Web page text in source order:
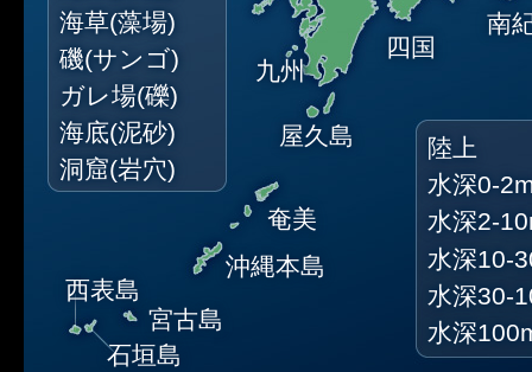
南
四国
九州
屋久島
奄美
沖縄本島
宮古島
石垣島
西表島
陸上
水深0-
水深2-
水深10-
水深30-
水深
海草(藻場)
磯(サンゴ)
ガレ場(礫)
海底(泥砂)
洞窟(岩穴)